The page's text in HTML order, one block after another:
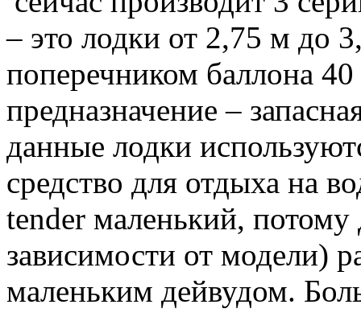
– это лодки от 2,75 м до
поперечником баллона
предназначение –
данные лодки
средство для отдыха на
tender маленький,
зависимости от модели)
маленьким дейвудом.